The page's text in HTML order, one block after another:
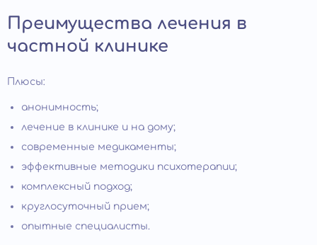
Преимущества лечения в
частной клинике
Плюсы:
анонимность;
лечение в клинике и на дому;
современные медикаменты;
эффективные методики психотерапии;
комплексный подход;
круглосуточный прием;
опытные специалисты.